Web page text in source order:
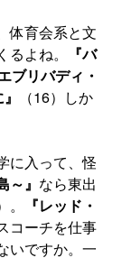
体育会系と文
よね。
『バ
エブリバディ・
（16）しか
に入って、怪
～』 なら東出
『レッド・
コーチを仕事
いですか。一